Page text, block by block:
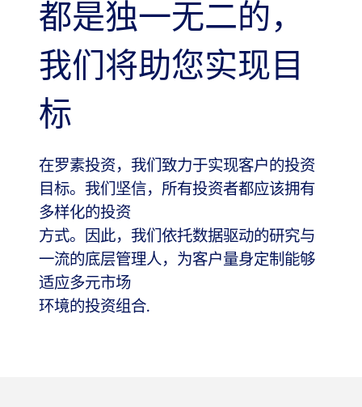
都是独一无二的，
我们将助您实现目
标
在罗素投资，我们致力于实现客户的投资
目标。我们坚信，所有投资者都应该拥有
多样化的投资
方式。因此，我们依托数据驱动的研究与
一流的底层管理人，为客户量身定制能够
适应多元市场
环境的投资组合.